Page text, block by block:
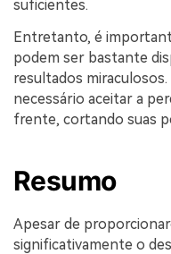
suficientes.
Entretanto, é
podem ser bastante
resultados
necessário aceitar a
frente, cortando suas
Resumo
Apesar de
significativamente o